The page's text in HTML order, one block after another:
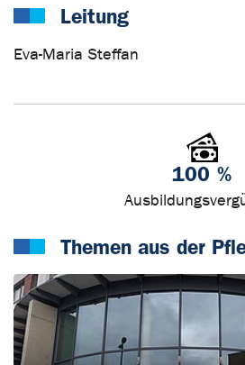
Leitung
Eva-Maria Steffan
100 %
Themen aus der